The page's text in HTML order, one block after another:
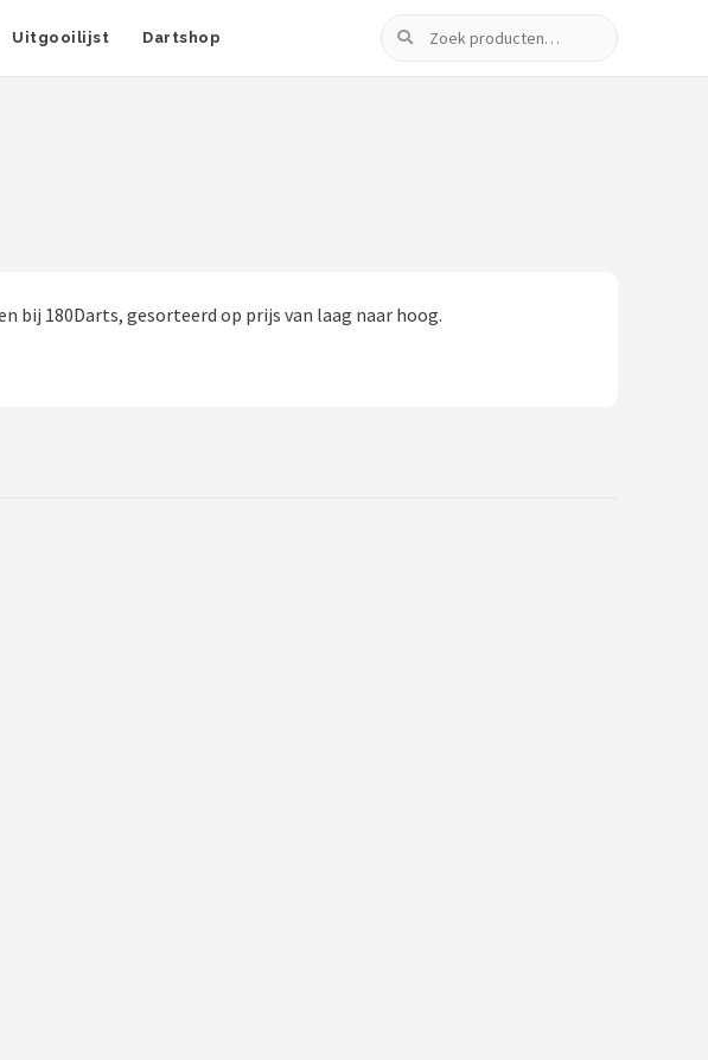
Uitgooilijst Dartshop
Zoeken
bij 180Darts, gesorteerd op prijs van laag naar hoog.